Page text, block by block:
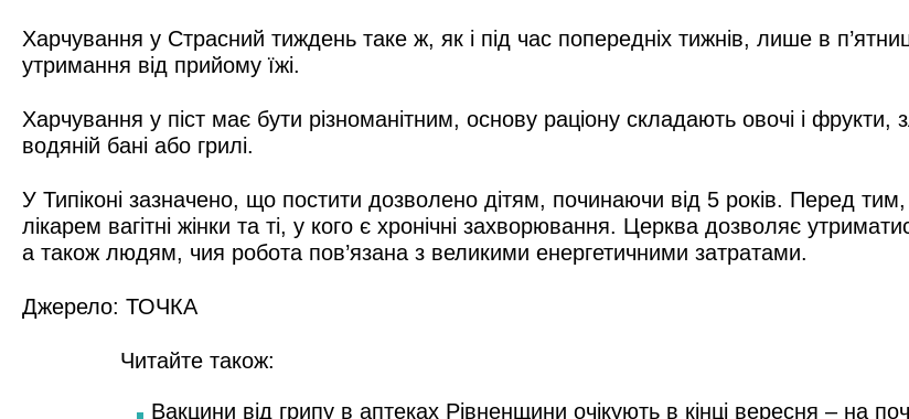
Харчування у Страсний тиждень таке ж, як і під час попередніх тижнів, лише в
утримання від прийому їжі.
Харчування у піст має бути різноманітним, основу раціону складають овочі і
водяній бані або грилі.
У Типіконі зазначено, що постити дозволено дітям, починаючи від 5 років. Перед тим,
лікарем вагітні жінки та ті, у кого є хронічні захворювання. Церква дозволяє
а також людям, чия робота пов’язана з великими енергетичними затратами.
Джерело: ТОЧКА
Читайте також:
Вакцини від грипу в аптеках Рівненщини очікують в кінці вересня – на